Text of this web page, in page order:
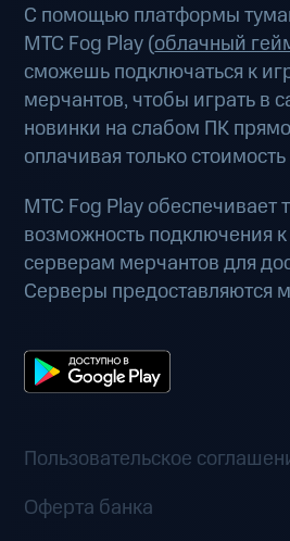
С помощью платформы
МТС Fog Play (облачный
сможешь подключаться к
мерчантов, чтобы играть в
новинки на слабом ПК
оплачивая только
МТС Fog Play обеспечивает
возможность подключения
серверам мерчантов для
Серверы предоставляются
Пользовательское
Оферта банка